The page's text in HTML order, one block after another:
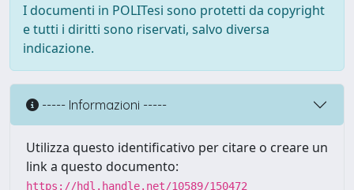
I documenti in POLITesi sono protetti da copyright
e tutti i diritti sono riservati, salvo diversa
indicazione.
----- Informazioni -----
Utilizza questo identificativo per citare o creare un
link a questo documento:
https://hdl.handle.net/10589/150472